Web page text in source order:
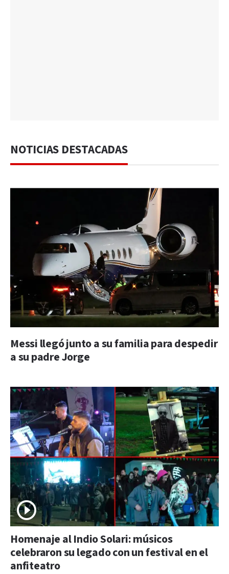
NOTICIAS DESTACADAS
Messi llegó junto a su familia para despedir
a su padre Jorge
Homenaje al Indio Solari: músicos
celebraron su legado con un festival en el
anfiteatro